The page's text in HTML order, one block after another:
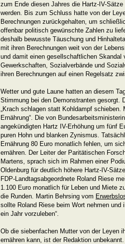
zum Ende diesen Jahres die Hartz-IV-
werden. Bis zum Schluss hatte von der
Berechnungen zurückgehalten, um
offenbar politisch gewünschte Zahlen zu
deshalb bewusste Täuschung und
mit ihren Berechnungen weit von der
und damit einen gesellschaftlichen Skandal
Gewerkschaften, Sozialverbände und
ihren Berechnungen auf einen Regelsatz
Wetter und gute Laune hatten an diesem
Stimmung bei den Demonstranten gesorgt.
„Krach schlagen statt Kohldampf schieben.
Ernährung“. Die von
angekündigten Hartz IV-Erhöhung um fünf
puren Hohn und blanken Zynismus.
Ernährung 80 Euro monatlich fehlen, um
ernähren. Der Leiter der Paritätischen
Martens, sprach sich im Rahmen einer
Oldenburg für deutlich höhere Hartz-IV-
FDP-Landtagsabgeordnete Roland Riese
1.100 Euro monatlich für Leben und Miete
die Runden. Martin Behrsing vom
sollte Roland Riese beim Wort nehmen und
ein Jahr vorzuleben“.
Ob die siebenfachen Mutter von der Leyen
ernähren kann, ist der Redaktion